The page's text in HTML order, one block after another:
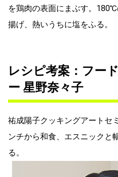
を鶏肉の表面にまぶす。
揚げ、熱いうちに塩をふる。
レシピ考案：フー
ー 星野奈々子
祐成陽子クッキングアートセ
ンチから和食、エスニックと
る。